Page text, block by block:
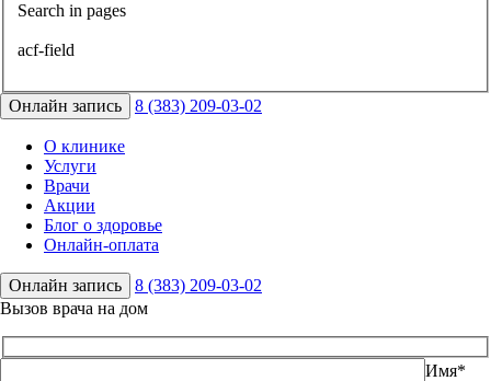
Search in pages
acf-field
Онлайн запись 8 (383) 209-03-02
О клинике
Услуги
Врачи
Акции
Блог о здоровье
Онлайн-оплата
Онлайн запись
8 (383) 209-03-02
Вызов врача на дом
Имя*